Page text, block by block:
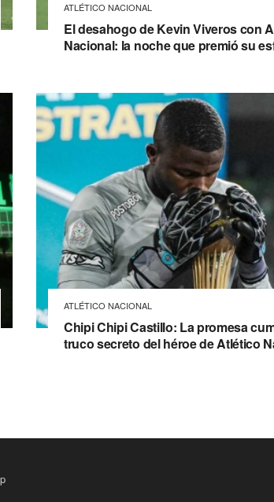
ATLÉTICO NACIONAL
El desahogo de Kevin Viveros con
Nacional: la noche que premió su
ATLÉTICO NACIONAL
Chipi Chipi Castillo: La promesa
truco secreto del héroe de Atlético